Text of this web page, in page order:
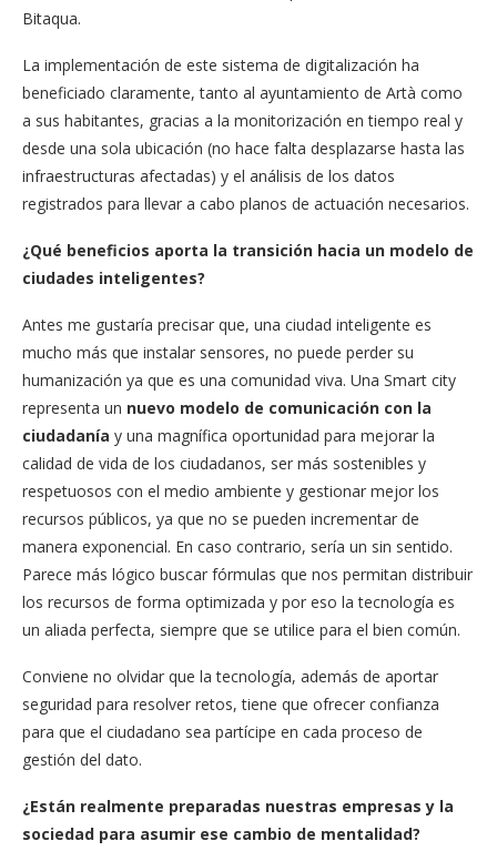
Bitaqua.
La implementación de este sistema de digitalización ha
beneficiado claramente, tanto al ayuntamiento de Artà como
a sus habitantes, gracias a la monitorización en tiempo real y
desde una sola ubicación (no hace falta desplazarse hasta las
infraestructuras afectadas) y el análisis de los datos
registrados para llevar a cabo planos de actuación necesarios.
¿Qué beneficios aporta la transición hacia un modelo de
ciudades inteligentes?
Antes me gustaría precisar que, una ciudad inteligente es
mucho más que instalar sensores, no puede perder su
humanización ya que es una comunidad viva. Una Smart city
representa un nuevo modelo de comunicación con la
ciudadanía y una magnífica oportunidad para mejorar la
calidad de vida de los ciudadanos, ser más sostenibles y
respetuosos con el medio ambiente y gestionar mejor los
recursos públicos, ya que no se pueden incrementar de
manera exponencial. En caso contrario, sería un sin sentido.
Parece más lógico buscar fórmulas que nos permitan distribuir
los recursos de forma optimizada y por eso la tecnología es
un aliada perfecta, siempre que se utilice para el bien común.
Conviene no olvidar que la tecnología, además de aportar
seguridad para resolver retos, tiene que ofrecer confianza
para que el ciudadano sea partícipe en cada proceso de
gestión del dato.
¿Están realmente preparadas nuestras empresas y la
sociedad para asumir ese cambio de mentalidad?